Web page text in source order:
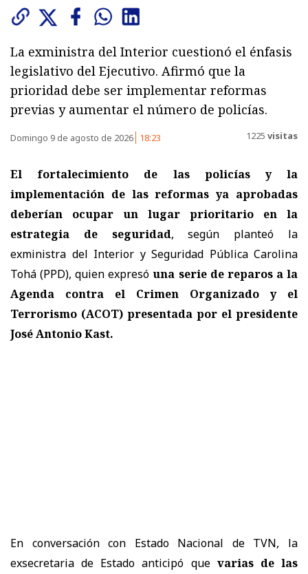
La exministra del Interior cuestionó el énfasis
legislativo del Ejecutivo. Afirmó que la
prioridad debe ser implementar reformas
previas y aumentar el número de policías.
Domingo 9 de agosto de 2026 18:23 1225 visitas
El fortalecimiento de las policías y la
implementación de las reformas ya aprobadas
deberían ocupar un lugar prioritario en la
estrategia de seguridad, según planteó la
exministra del Interior y Seguridad Pública Carolina
Tohá (PPD), quien expresóuna serie de reparos a la
Agenda contra el Crimen Organizado y el
Terrorismo (ACOT) presentada por el presidente
José Antonio Kast.
En conversación con Estado Nacional de TVN, la
exsecretaria de Estado anticipó que varias de las